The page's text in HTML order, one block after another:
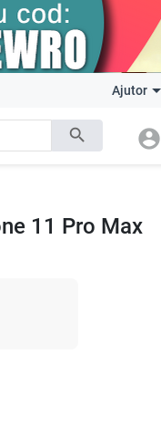
search
Ajutor
account_circle
11 Pro Max